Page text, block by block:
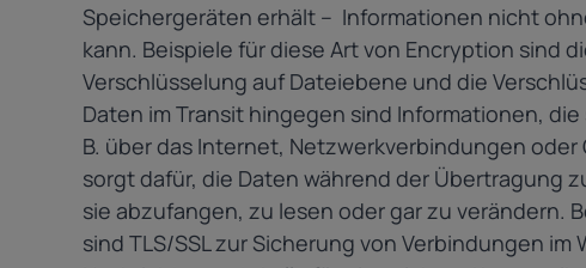
Speichergeräten erhält – Informationen nicht
kann. Beispiele für diese Art von Encryption sind
Verschlüsselung auf Dateiebene und die
Daten im Transit hingegen sind Informationen,
B. über das Internet, Netzwerkverbindungen
sorgt dafür, die Daten während der Übertragung
sie abzufangen, zu lesen oder gar zu verändern.
sind TLS/SSL zur Sicherung von Verbindungen